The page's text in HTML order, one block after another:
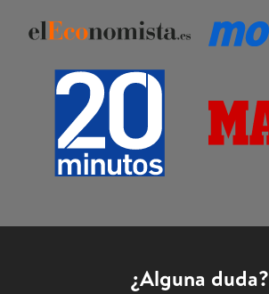
¿Alguna duda?